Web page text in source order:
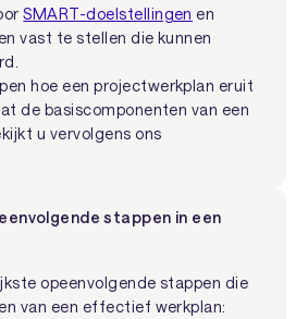
SMART-doelstellingen en
vast te stellen die kunnen
hoe een projectwerkplan eruit
de basiscomponenten van een
u vervolgens ons
stappen in een
opeenvolgende stappen die
van een effectief werkplan: